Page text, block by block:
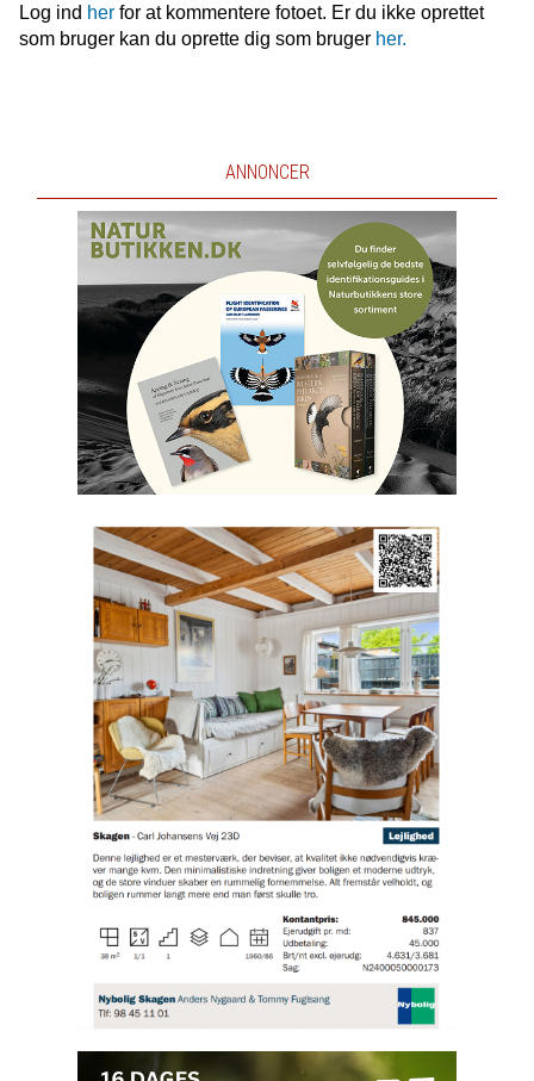
Log ind herfor at kommentere fotoet. Er du ikke oprettet
som bruger kan du oprette dig som bruger her.
ANNONCER